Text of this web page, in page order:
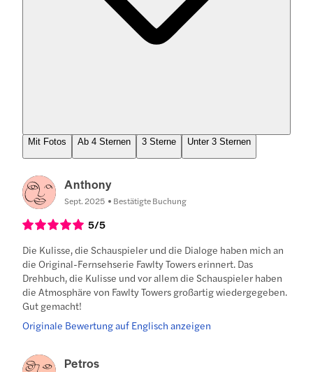
Mit Fotos Ab 4 Sternen 3 Sterne Unter 3 Sternen
Anthony
Sept. 2025 Bestätigte Buchung
5/5
Die Kulisse, die Schauspieler und die Dialoge haben mich an
die Original-Fernsehserie Fawlty Towers erinnert. Das
Drehbuch, die Kulisse und vor allem die Schauspieler haben
die Atmosphäre von Fawlty Towers großartig wiedergegeben.
Gut gemacht!
Originale Bewertung auf Englisch anzeigen
Petros